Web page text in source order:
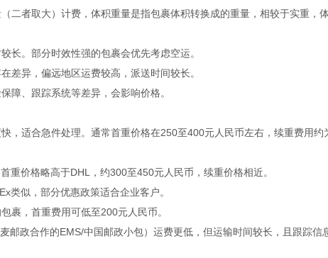
二者取大）计费，体积重量是指包裹体积转换成的重量，相较于实重，
长。部分时效性强的包裹会优先考虑空运。
差异，偏远地区运费较高，派送时间较长。
障、跟踪系统等差异，会影响价格。
，适合急件处理。通常首重价格在250至400元人民币左右，续重费用约
重价格略高于DHL，约300至450元人民币，续重价格相近。
类似，部分优惠政策适合企业客户。
裹，首重费用可低至200元人民币。
邮政合作的EMS/中国邮政小包）运费更低，但运输时间较长，且跟踪信